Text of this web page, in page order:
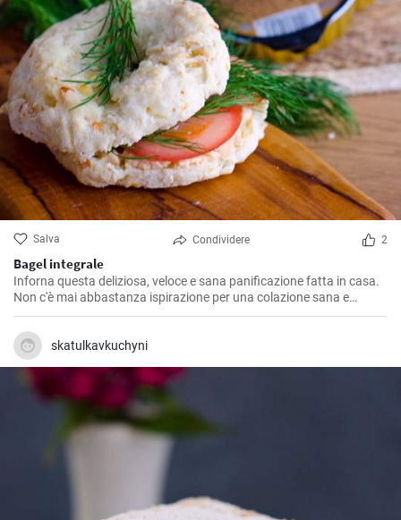
Salva Condividere 2
Bagel integrale
Inforna questa deliziosa, veloce e sana panificazione fatta in casa.
Non c'è mai abbastanza ispirazione per una colazione sana e
gustosa.
skatulkavkuchyni